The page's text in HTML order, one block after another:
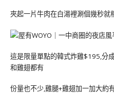
夾起一片牛肉在白湯裡涮個幾秒就
這是限量單點的韓式炸雞$195,分
和雞翅都有
份量也不少,雞腿+雞翅加一加大約